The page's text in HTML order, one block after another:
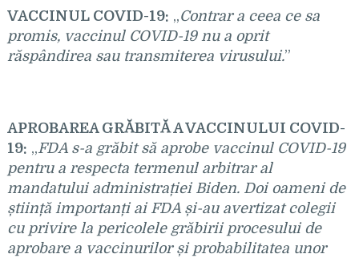
VACCINUL COVID-19: „Contrar a ceea ce sa
promis, vaccinul COVID-19 nu a oprit
răspândirea sau transmiterea virusului.”
APROBAREA GRĂBITĂ A VACCINULUI COVID-
19: „FDA s-a grăbit să aprobe vaccinul COVID-19
pentru a respecta termenul arbitrar al
mandatului administrației Biden. Doi oameni de
știință importanți ai FDA și-au avertizat colegii
cu privire la pericolele grăbirii procesului de
aprobare a vaccinurilor și probabilitatea unor